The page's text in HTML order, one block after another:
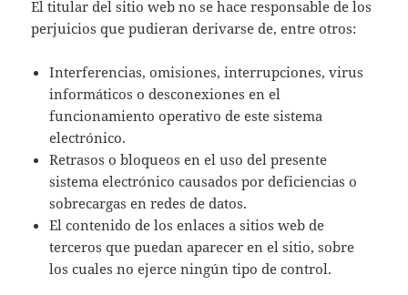
El titular del sitio web no se hace responsable de los
perjuicios que pudieran derivarse de, entre otros:
Interferencias, omisiones, interrupciones, virus
informáticos o desconexiones en el
funcionamiento operativo de este sistema
electrónico.
Retrasos o bloqueos en el uso del presente
sistema electrónico causados por deficiencias o
sobrecargas en redes de datos.
El contenido de los enlaces a sitios web de
terceros que puedan aparecer en el sitio, sobre
los cuales no ejerce ningún tipo de control.